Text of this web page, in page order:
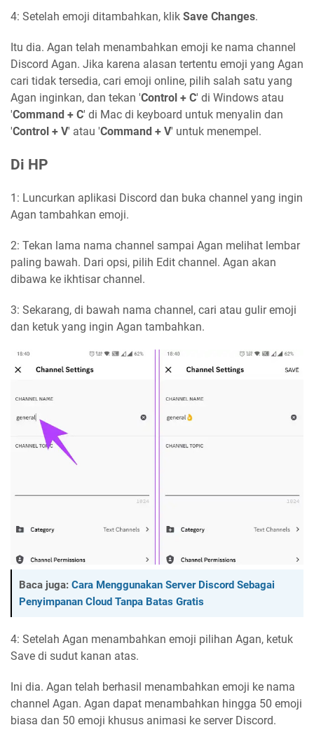
4: Setelah emoji ditambahkan, klik Save Changes.
Itu dia. Agan telah menambahkan emoji ke nama channel
Discord Agan. Jika karena alasan tertentu emoji yang Agan
cari tidak tersedia, cari emoji online, pilih salah satu yang
Agan inginkan, dan tekan 'Control + C' di Windows atau
'Command + C' di Mac di keyboard untuk menyalin dan
'Control + V' atau 'Command + V' untuk menempel.
Di HP
1: Luncurkan aplikasi Discord dan buka channel yang ingin
Agan tambahkan emoji.
2: Tekan lama nama channel sampai Agan melihat lembar
paling bawah. Dari opsi, pilih Edit channel. Agan akan
dibawa ke ikhtisar channel.
3: Sekarang, di bawah nama channel, cari atau gulir emoji
dan ketuk yang ingin Agan tambahkan.
Baca juga: Cara Menggunakan Server Discord Sebagai
Penyimpanan Cloud Tanpa Batas Gratis
4: Setelah Agan menambahkan emoji pilihan Agan, ketuk
Save di sudut kanan atas.
Ini dia. Agan telah berhasil menambahkan emoji ke nama
channel Agan. Agan dapat menambahkan hingga 50 emoji
biasa dan 50 emoji khusus animasi ke server Discord.